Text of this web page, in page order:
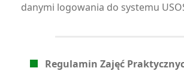
danymi logowania do systemu
Regulamin Zajęć